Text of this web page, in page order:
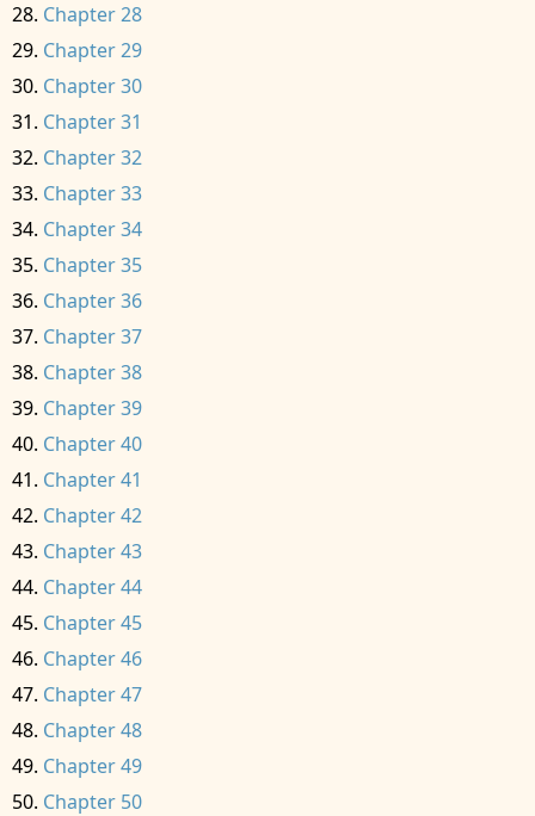
Chapter 28
Chapter 29
Chapter 30
Chapter 31
Chapter 32
Chapter 33
Chapter 34
Chapter 35
Chapter 36
Chapter 37
Chapter 38
Chapter 39
Chapter 40
Chapter 41
Chapter 42
Chapter 43
Chapter 44
Chapter 45
Chapter 46
Chapter 47
Chapter 48
Chapter 49
Chapter 50